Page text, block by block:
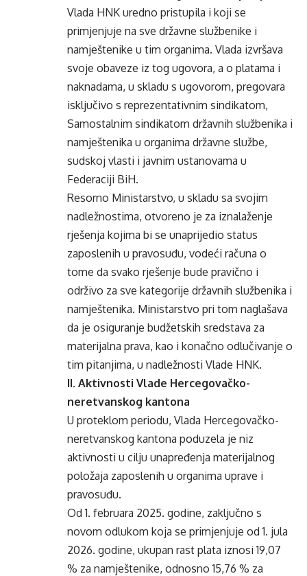
Vlada HNK uredno pristupila i koji se
primjenjuje na sve državne službenike i
namještenike u tim organima. Vlada izvršava
svoje obaveze iz tog ugovora, a o platama i
naknadama, u skladu s ugovorom, pregovara
isključivo s reprezentativnim sindikatom,
Samostalnim sindikatom državnih službenika i
namještenika u organima državne službe,
sudskoj vlasti i javnim ustanovama u
Federaciji BiH.
Resorno Ministarstvo, u skladu sa svojim
nadležnostima, otvoreno je za iznalaženje
rješenja kojima bi se unaprijedio status
zaposlenih u pravosuđu, vodeći računa o
tome da svako rješenje bude pravično i
održivo za sve kategorije državnih službenika i
namještenika. Ministarstvo pri tom naglašava
da je osiguranje budžetskih sredstava za
materijalna prava, kao i konačno odlučivanje o
tim pitanjima, u nadležnosti Vlade HNK.
II. Aktivnosti Vlade Hercegovačko-
neretvanskog kantona
U proteklom periodu, Vlada Hercegovačko-
neretvanskog kantona poduzela je niz
aktivnosti u cilju unapređenja materijalnog
položaja zaposlenih u organima uprave i
pravosuđu.
Od 1. februara 2025. godine, zaključno s
novom odlukom koja se primjenjuje od 1. jula
2026. godine, ukupan rast plata iznosi 19,07
% za namještenike, odnosno 15,76 % za